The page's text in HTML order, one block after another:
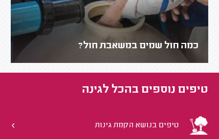
כמה חול שמים במשאבת חול?
טיפים נוספים בהכל לגינה
טיפים בנושא הקמת גינות